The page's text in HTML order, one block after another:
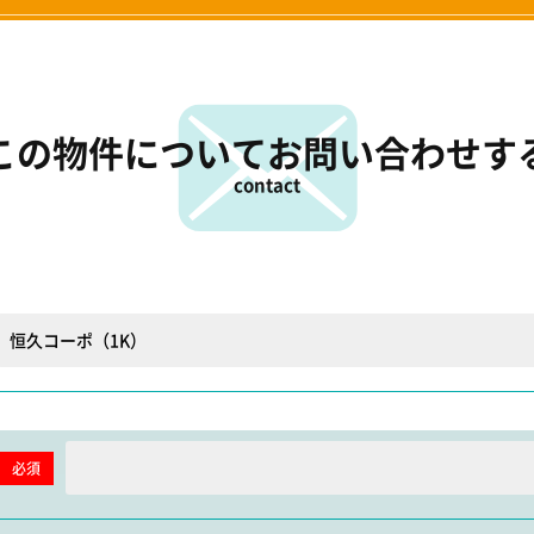
の物件についてお問い合わせす
contact
必須